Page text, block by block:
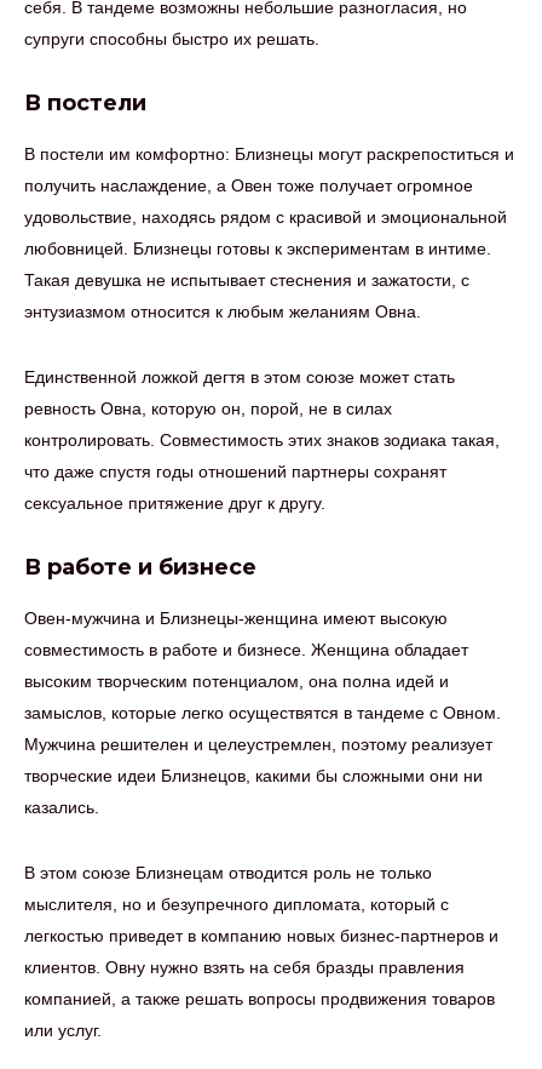
себя. В тандеме возможны небольшие разногласия, но
супруги способны быстро их решать.
В постели
В постели им комфортно: Близнецы могут раскрепоститься и
получить наслаждение, а Овен тоже получает огромное
удовольствие, находясь рядом с красивой и эмоциональной
любовницей. Близнецы готовы к экспериментам в интиме.
Такая девушка не испытывает стеснения и зажатости, с
энтузиазмом относится к любым желаниям Овна.
Единственной ложкой дегтя в этом союзе может стать
ревность Овна, которую он, порой, не в силах
контролировать. Совместимость этих знаков зодиака такая,
что даже спустя годы отношений партнеры сохранят
сексуальное притяжение друг к другу.
В работе и бизнесе
Овен-мужчина и Близнецы-женщина имеют высокую
совместимость в работе и бизнесе. Женщина обладает
высоким творческим потенциалом, она полна идей и
замыслов, которые легко осуществятся в тандеме с Овном.
Мужчина решителен и целеустремлен, поэтому реализует
творческие идеи Близнецов, какими бы сложными они ни
казались.
В этом союзе Близнецам отводится роль не только
мыслителя, но и безупречного дипломата, который с
легкостью приведет в компанию новых бизнес-партнеров и
клиентов. Овну нужно взять на себя бразды правления
компанией, а также решать вопросы продвижения товаров
или услуг.